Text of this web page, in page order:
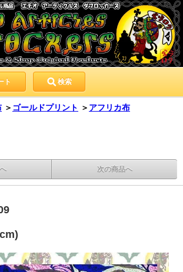
ト 検索
＞ ゴールドプリント ＞ アフリカ布
次の商品へ